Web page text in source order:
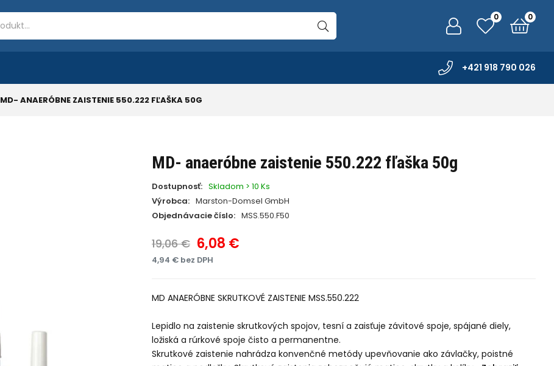
0 0
+421 918 790 026
MD- ANAERÓBNE ZAISTENIE 550.222 FĽAŠKA 50G
MD- anaeróbne zaistenie 550.222 fľaška 50g
Dostupnosť: Skladom > 10 Ks
Výrobca: Marston-Domsel GmbH
Objednávacie číslo: MSS.550.F50
19,06 € 6,08 €
4,94 € bez DPH
MD ANAERÓBNE SKRUTKOVÉ ZAISTENIE MSS.550.222
Lepidlo na zaistenie skrutkových spojov, tesní a zaisťuje závitové spoje, spájané diely,
ložiská a rúrkové spoje čisto a permanentne.
Skrutkové zaistenie nahrádza konvenčné metódy upevňovanie ako závlačky, poistné